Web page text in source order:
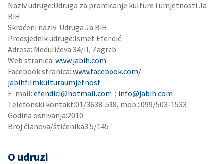
Naziv udruge:Udruga za promicanje kulture i umjetnosti Ja
BiH
Skraćeni naziv: Udruga Ja BiH
Predsjednik udruge:Ismet Efendić
Adresa: Medulićeva 34/II, Zagreb
Web stranica: www.jabih.com
Facebook stranica: www.facebook.com/
jabihfilmkulturaumjetnost
E-mail: efendici@hotmail.com ; info@jabih.com
Telefonski kontakt:01/3638-598, mob.: 099/503-1533
Godina osnivanja:2010.
Broj članova/štićenika3 5/145
O udruzi